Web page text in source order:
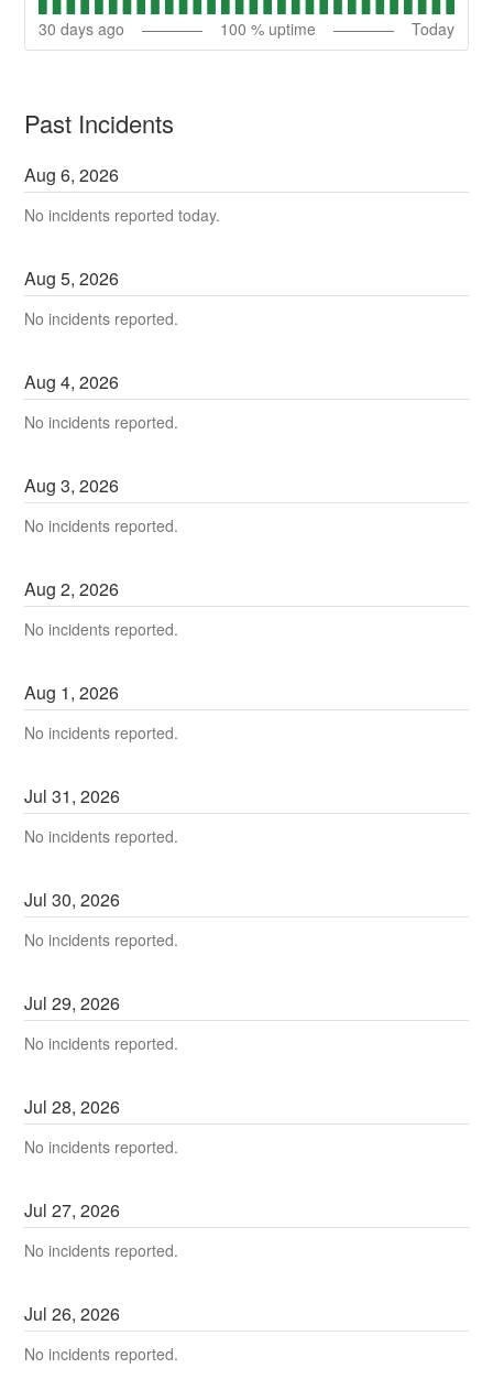
30 days ago 100 % uptime Today
Past Incidents
Aug6,2026
No incidents reported today.
Aug5,2026
No incidents reported.
Aug4,2026
No incidents reported.
Aug3,2026
No incidents reported.
Aug2,2026
No incidents reported.
Aug 1,2026
No incidents reported.
Jul31,2026
No incidents reported.
Jul30,2026
No incidents reported.
Jul29,2026
No incidents reported.
Jul28,2026
No incidents reported.
Jul27,2026
No incidents reported.
Jul26,2026
No incidents reported.